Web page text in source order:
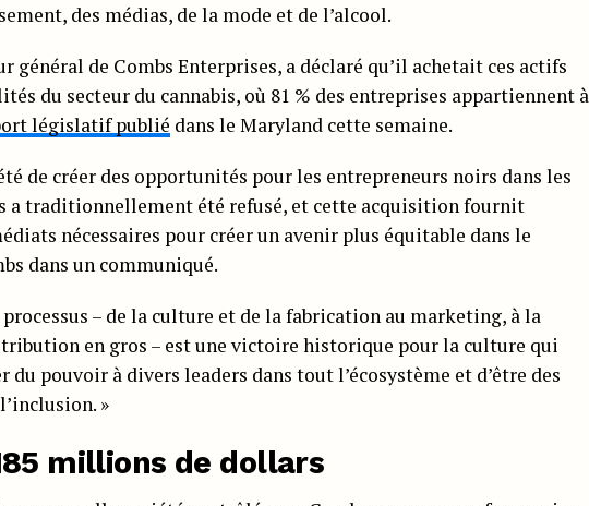
des médias, de la mode et de l’alcool.
général de Combs Enterprises, a déclaré qu’il achetait ces actifs
du secteur du cannabis, où 81 % des entreprises appartiennent à
législatif publié dans le Maryland cette semaine.
de créer des opportunités pour les entrepreneurs noirs dans les
a traditionnellement été refusé, et cette acquisition fournit
nécessaires pour créer un avenir plus équitable dans le
dans un communiqué.
processus – de la culture et de la fabrication au marketing, à la
en gros – est une victoire historique pour la culture qui
du pouvoir à divers leaders dans tout l’écosystème et d’être des
»
millions de dollars